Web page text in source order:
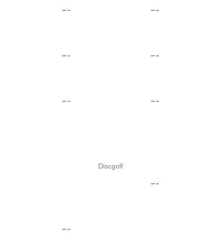
Discgolf